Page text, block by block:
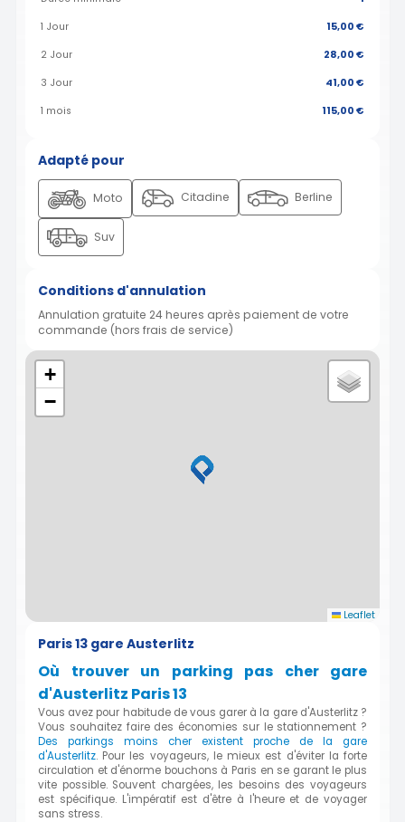
1 Jour 15,00 €
2 Jour 28,00 €
3 Jour 41,00 €
1 mois 115,00 €
Adapté pour
Moto Citadine Berline
Suv
Conditions d'annulation
Annulation gratuite 24 heures après paiement de votre
commande (hors frais de service)
+
−
Leaflet
Paris 13 gare Austerlitz
Où trouver un parking pas cher gare
d'Austerlitz Paris 13
Vous avez pour habitude de vous garer à la gare d'Austerlitz ?
Vous souhaitez faire des économies sur le stationnement ?
Des parkings moins cher existent proche de la gare
d'Austerlitz. Pour les voyageurs, le mieux est d'éviter la forte
circulation et d'énorme bouchons à Paris en se garant le plus
vite possible. Souvent chargées, les besoins des voyageurs
est spécifique. L'impératif est d'être à l'heure et de voyager
sans stress.